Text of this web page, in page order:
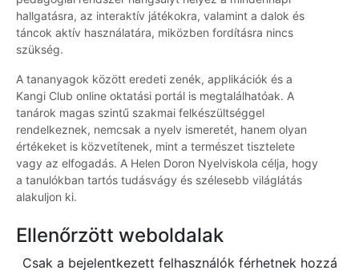
hallgatásra, az interaktív játékokra, valamint a dalok és
táncok aktív használatára, miközben fordításra nincs
szükség.
A tananyagok között eredeti zenék, applikációk és a
Kangi Club online oktatási portál is megtalálhatóak. A
tanárok magas szintű szakmai felkészültséggel
rendelkeznek, nemcsak a nyelv ismeretét, hanem olyan
értékeket is közvetítenek, mint a természet tisztelete
vagy az elfogadás. A Helen Doron Nyelviskola célja, hogy
a tanulókban tartós tudásvágy és szélesebb világlátás
alakuljon ki.
Ellenőrzött weboldalak
Csak a bejelentkezett felhasználók férhetnek hozzá